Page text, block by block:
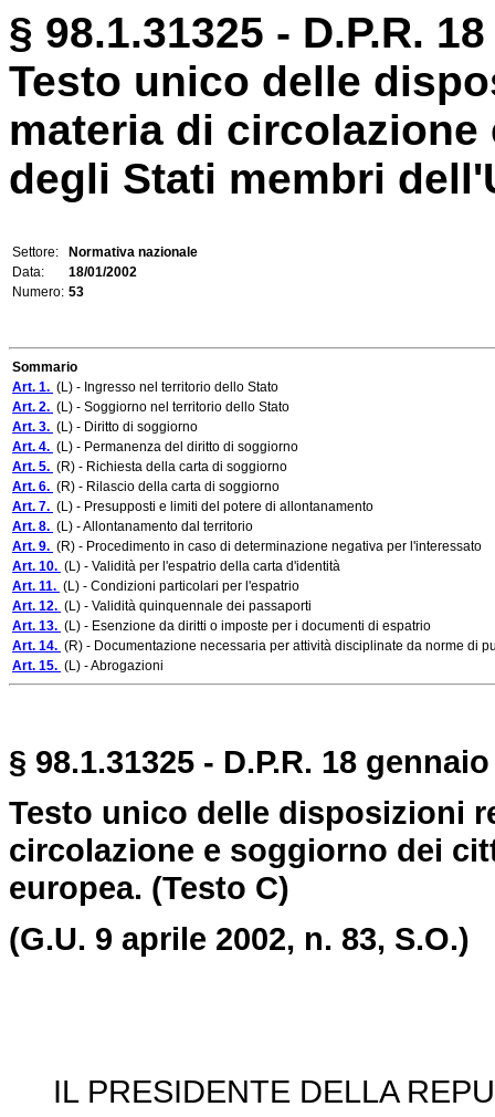
§ 98.1.31325 - D.P.R.
Testo unico delle
materia di
degli Stati membri
Settore:
Normativa nazionale
Data:
18/01/2002
Numero: 53
Sommario
Art. 1. (L) - Ingresso nel territorio dello Stato
Art. 2. (L) - Soggiorno nel territorio dello Stato
Art. 3. (L) - Diritto di soggiorno
Art. 4. (L) - Permanenza del diritto di soggiorno
Art. 5. (R) - Richiesta della carta di soggiorno
Art. 6. (R) - Rilascio della carta di soggiorno
Art. 7. (L) - Presupposti e limiti del potere di allontanamento
Art. 8. (L) - Allontanamento dal territorio
Art. 9. (R) - Procedimento in caso di determinazione negativa per l'interessato
Art. 10. (L) - Validità per l'espatrio della carta d'identità
Art. 11. (L) - Condizioni particolari per l'espatrio
Art. 12. (L) - Validità quinquennale dei passaporti
Art. 13. (L) - Esenzione da diritti o imposte per i documenti di espatrio
Art. 14. (R) - Documentazione necessaria per attività disciplinate da norme di
Art. 15. (L) - Abrogazioni
§ 98.1.31325 - D.P.R. 18
Testo unico delle disposizioni
circolazione e soggiorno dei
europea. (Testo C)
(G.U. 9 aprile 2002, n. 83, S.O.)
IL PRESIDENTE DELLA